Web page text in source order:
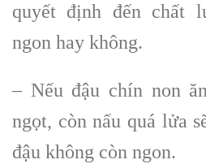
quyết định đến chất
ngon hay không.
– Nếu đậu chín non
ngọt, còn nấu quá lửa
đậu không còn ngon.